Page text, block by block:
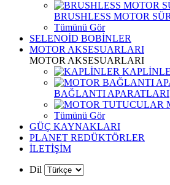
BRUSHLESS MOTOR
Tümünü Gör
SELENOİD BOBİNLER
MOTOR AKSESUARLARI
MOTOR AKSESUARLARI
BAĞLANTI APARATLARI
Tümünü Gör
GÜÇ KAYNAKLARI
PLANET REDÜKTÖRLER
İLETİŞİM
Dil